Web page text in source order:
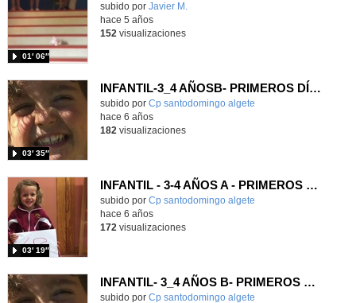
Contenido educativo.
subido por Javier M.
01′ 06″
hace 5 años
152 visualizaciones
INFANTIL-3_4 AÑOSB- PRIMEROS DÍAS DE COLE-ACTIVIDAES
subido por Cp santodomingo algete
03′ 35″
hace 6 años
182 visualizaciones
INFANTIL - 3-4 AÑOS A - PRIMEROS DÍAS DE COLE - ACTIVIDADES
subido por Cp santodomingo algete
03′ 19″
hace 6 años
172 visualizaciones
INFANTIL- 3_4 AÑOS B- PRIMEROS DÍAS DE COLE- ACTIVIDADES
subido por Cp santodomingo algete